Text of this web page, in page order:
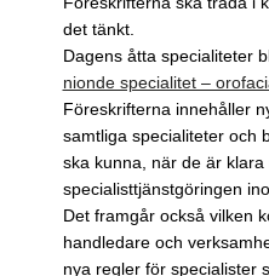
det tänkt.
Dagens åtta specialiteter
nionde specialitet –
Föreskrifterna innehåller
samtliga specialiteter och
ska kunna, när de är klara
specialisttjänstgöringen
Det framgår också vilken
handledare och
nya regler för specialister